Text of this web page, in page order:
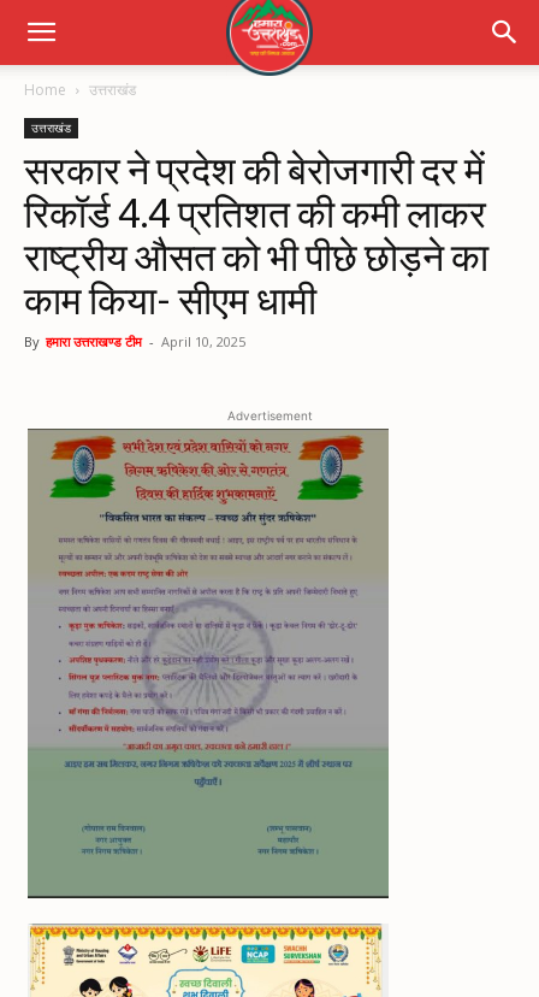
Home उत्तराखंड
उत्तराखंड
सरकार ने प्रदेश की बेरोजगारी दर में
रिकॉर्ड 4.4 प्रतिशत की कमी लाकर
राष्ट्रीय औसत को भी पीछे छोड़ने का
काम किया- सीएम धामी
By हमारा उत्तराखण्ड टीम - April 10, 2025
Advertisement